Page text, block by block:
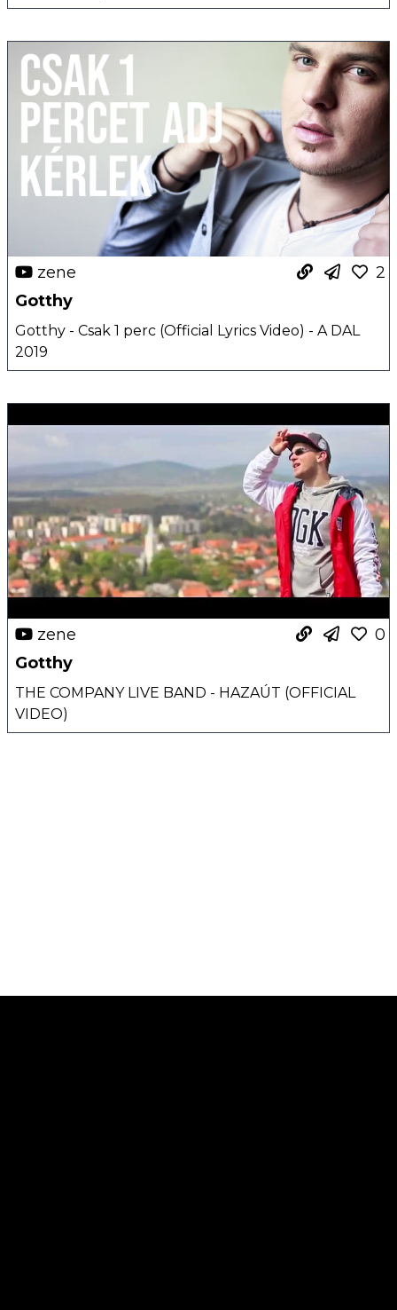
zene
2
Gotthy
Gotthy - Csak 1 perc (Official Lyrics Video) - A DAL
2019
zene
0
Gotthy
THE COMPANY LIVE BAND - HAZAÚT (OFFICIAL
VIDEO)